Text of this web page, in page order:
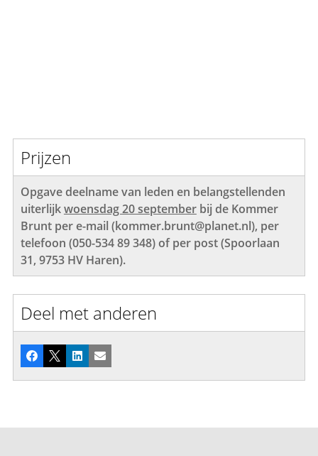
Prijzen
Opgave deelname van leden en belangstellenden
uiterlijkwoensdag 20 septemberbij de Kommer
Brunt per e-mail (kommer.brunt@planet.nl), per
telefoon (050-534 89 348) of per post (Spoorlaan
31, 9753 HV Haren).
Deel met anderen
Facebook
X LinkedInE-mail